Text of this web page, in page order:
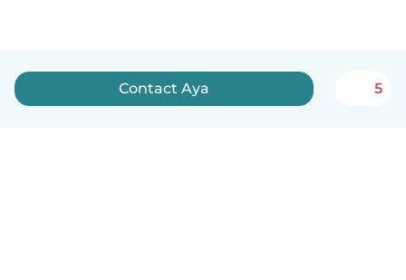
Contact Aya 5